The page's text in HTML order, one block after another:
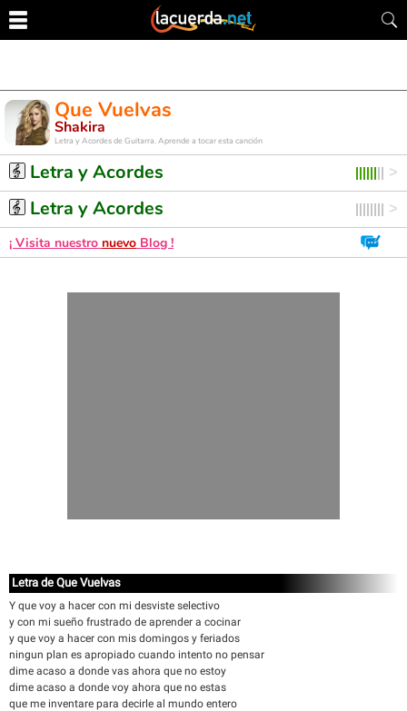
Que Vuelvas
Shakira
Letra y Acordes de Guitarra. Aprende a tocar esta canción
Letra y Acordes
Letra y Acordes
¡ Visita nuestro nuevo Blog !
Letra de Que Vuelvas
Y que voy a hacer con mi desviste selectivo
y con mi sueño frustrado de aprender a cocinar
y que voy a hacer con mis domingos y feriados
ningun plan es apropiado cuando intento no pensar
dime acaso a donde vas ahora que no estoy
dime acaso a donde voy ahora que no estas
que me inventare para decirle al mundo entero